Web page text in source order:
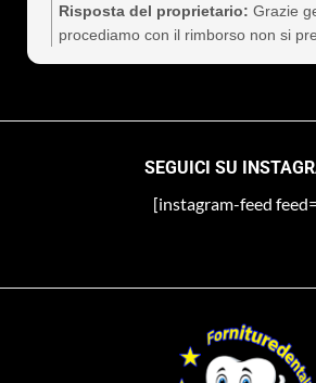
Risposta del proprietario: Grazie
procediamo con il rimborso non si
SEGUICI SU
[instagram-feed